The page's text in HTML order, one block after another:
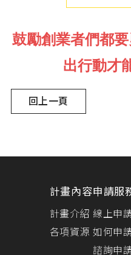
鼓勵創業者們都
出行動才
回上一頁
計畫內容
計畫介紹
各項資源
申請服
線上申
如何申
諮詢申